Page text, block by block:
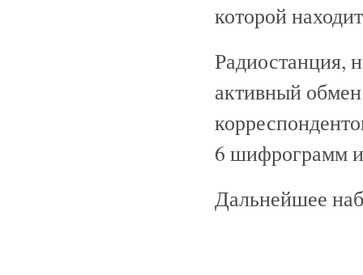
которой
Радиостанция,
активный
6 шифрограмм
Дальнейшее